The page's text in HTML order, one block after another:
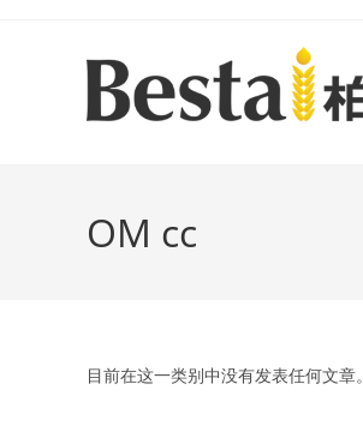
OM cc
目前在这一类别中没有发表任何文章。